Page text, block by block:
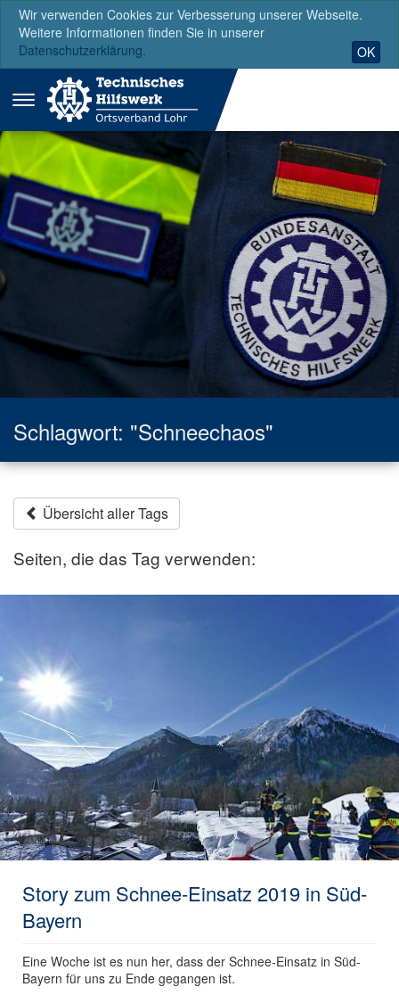
Wir verwenden Cookies zur Verbesserung unserer Webseite.
Weitere Informationen finden Sie in unserer
Datenschutzerklärung.
OK
Menü
ausklappen
Schlagwort: "Schneechaos"
Übersicht aller Tags
Seiten, die das Tag verwenden:
Story zum Schnee-Einsatz 2019 in Süd-
Bayern
Eine Woche ist es nun her, dass der Schnee-Einsatz in Süd-
Bayern für uns zu Ende gegangen ist.